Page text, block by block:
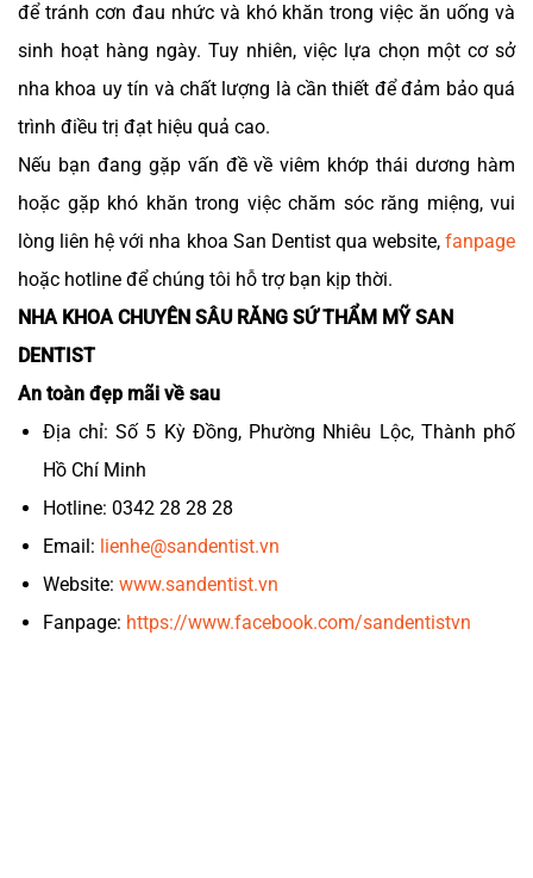
để tránh cơn đau nhức và khó khăn trong việc ăn uống và
sinh hoạt hàng ngày. Tuy nhiên, việc lựa chọn một cơ sở
nha khoa uy tín và chất lượng là cần thiết để đảm bảo quá
trình điều trị đạt hiệu quả cao.
Nếu bạn đang gặp vấn đề về viêm khớp thái dương hàm
hoặc gặp khó khăn trong việc chăm sóc răng miệng, vui
lòng liên hệ với nha khoa San Dentist qua website, fanpage
hoặc hotline để chúng tôi hỗ trợ bạn kịp thời.
NHA KHOA CHUYÊN SÂU RĂNG SỨ THẨM MỸ SAN
DENTIST
An toàn đẹp mãi về sau
Địa chỉ: Số 5 Kỳ Đồng, Phường Nhiêu Lộc, Thành phố
Hồ Chí Minh
Hotline: 0342 28 28 28
Email: lienhe@sandentist.vn
Website: www.sandentist.vn
Fanpage: https://www.facebook.com/sandentistvn